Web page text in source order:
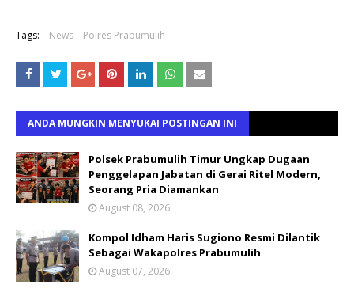
Tags: News Polres Prabumulih
ANDA MUNGKIN MENYUKAI POSTINGAN INI
Polsek Prabumulih Timur Ungkap Dugaan
Penggelapan Jabatan di Gerai Ritel Modern,
Seorang Pria Diamankan
August 08, 2026
Kompol Idham Haris Sugiono Resmi Dilantik
Sebagai Wakapolres Prabumulih
August 07, 2026